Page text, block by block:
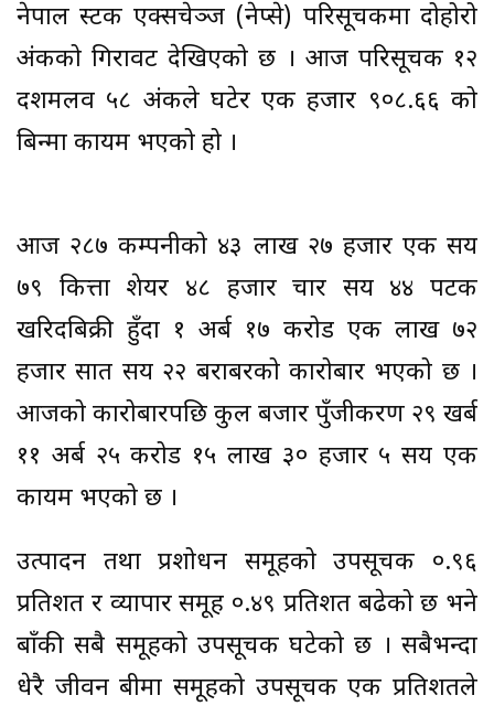
नेपाल स्टक एक्सचेञ्ज (नेप्से) परिसूचकमा दोहोरो
अंकको गिरावट देखिएको छ । आज परिसूचक १२
दशमलव ५८ अंकले घटेर एक हजार ९०८.६६ को
बिन्दुमा कायम भएको हो ।
आज २८७ कम्पनीको ४३ लाख २७ हजार एक सय
७९ कित्ता शेयर ४८ हजार चार सय ४४ पटक
खरिदबिक्री हुँदा १ अर्ब १७ करोड एक लाख ७२
हजार सात सय २२ बराबरको कारोबार भएको छ ।
आजको कारोबारपछि कुल बजार पुँजीकरण २९ खर्ब
११ अर्ब २५ करोड १५ लाख ३० हजार ५ सय एक
कायम भएको छ ।
उत्पादन तथा प्रशोधन समूहको उपसूचक ०.९६
प्रतिशत र व्यापार समूह ०.४९ प्रतिशत बढेको छ भने
बाँकी सबै समूहको उपसूचक घटेको छ । सबैभन्दा
धेरै जीवन बीमा समूहको उपसूचक एक प्रतिशतले